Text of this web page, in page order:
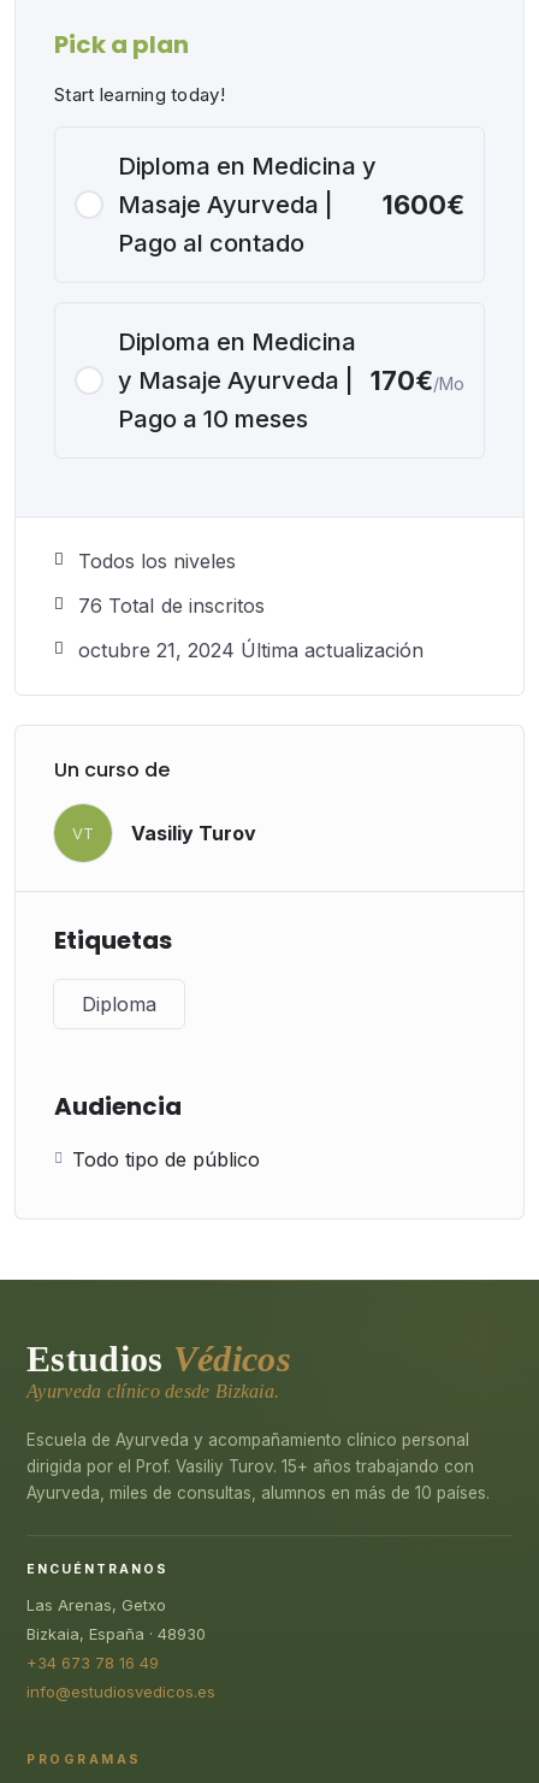
Pick a plan
Start learning today!
Diploma en Medicina y
Masaje Ayurveda |
Pago al contado
1600€
Diploma en Medicina
y Masaje Ayurveda |
Pago a 10 meses
170€/Mo
Todos los niveles
76 TotaI de inscritos
octubre 21, 2024 Última actualización
Un curso de
VT Vasiliy Turov
Etiquetas
Diploma
Audiencia
Todo tipo de público
Estudios Védicos
Ayurveda clínico desde Bizkaia.
Escuela de Ayurveda y acompañamiento clínico personal
dirigida por el Prof. Vasiliy Turov. 15+ años trabajando con
Ayurveda, miles de consultas, alumnos en más de 10 países.
ENCUÉNTRANOS
Las Arenas, Getxo
Bizkaia, España · 48930
+34 673 78 16 49
info@estudiosvedicos.es
PROGRAMAS